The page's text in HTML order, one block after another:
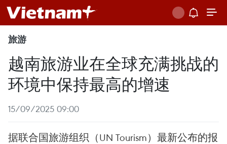
旅游
越南旅游业在全球充满挑战的
环境中保持最高的增速
15/09/2025 09:00
据联合国旅游组织（UN Tourism）最新公布的报